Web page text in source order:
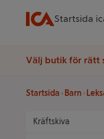
Startsida
Välj butik för rätt
Startsida Barn
Kräftskiva